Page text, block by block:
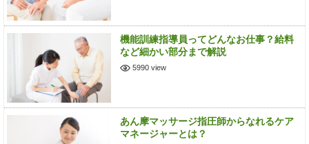
機能訓練指導員ってどんなお仕事？給料
など細かい部分まで解説
5990 view
あん摩マッサージ指圧師からなれるケア
マネージャーとは？